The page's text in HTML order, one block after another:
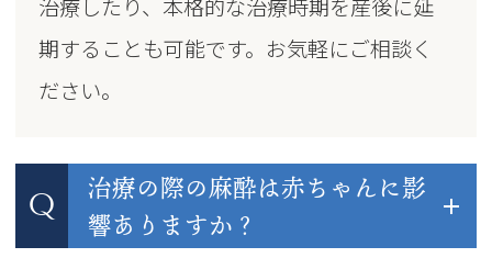
治療したり、本格的な治療時期を産後に延
期することも可能です。お気軽にご相談く
ださい。
Q
治療の際の麻酔は赤ちゃんに影
響ありますか？